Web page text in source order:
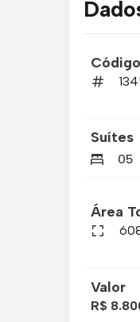
Suítes
05
Área
Valor
R$